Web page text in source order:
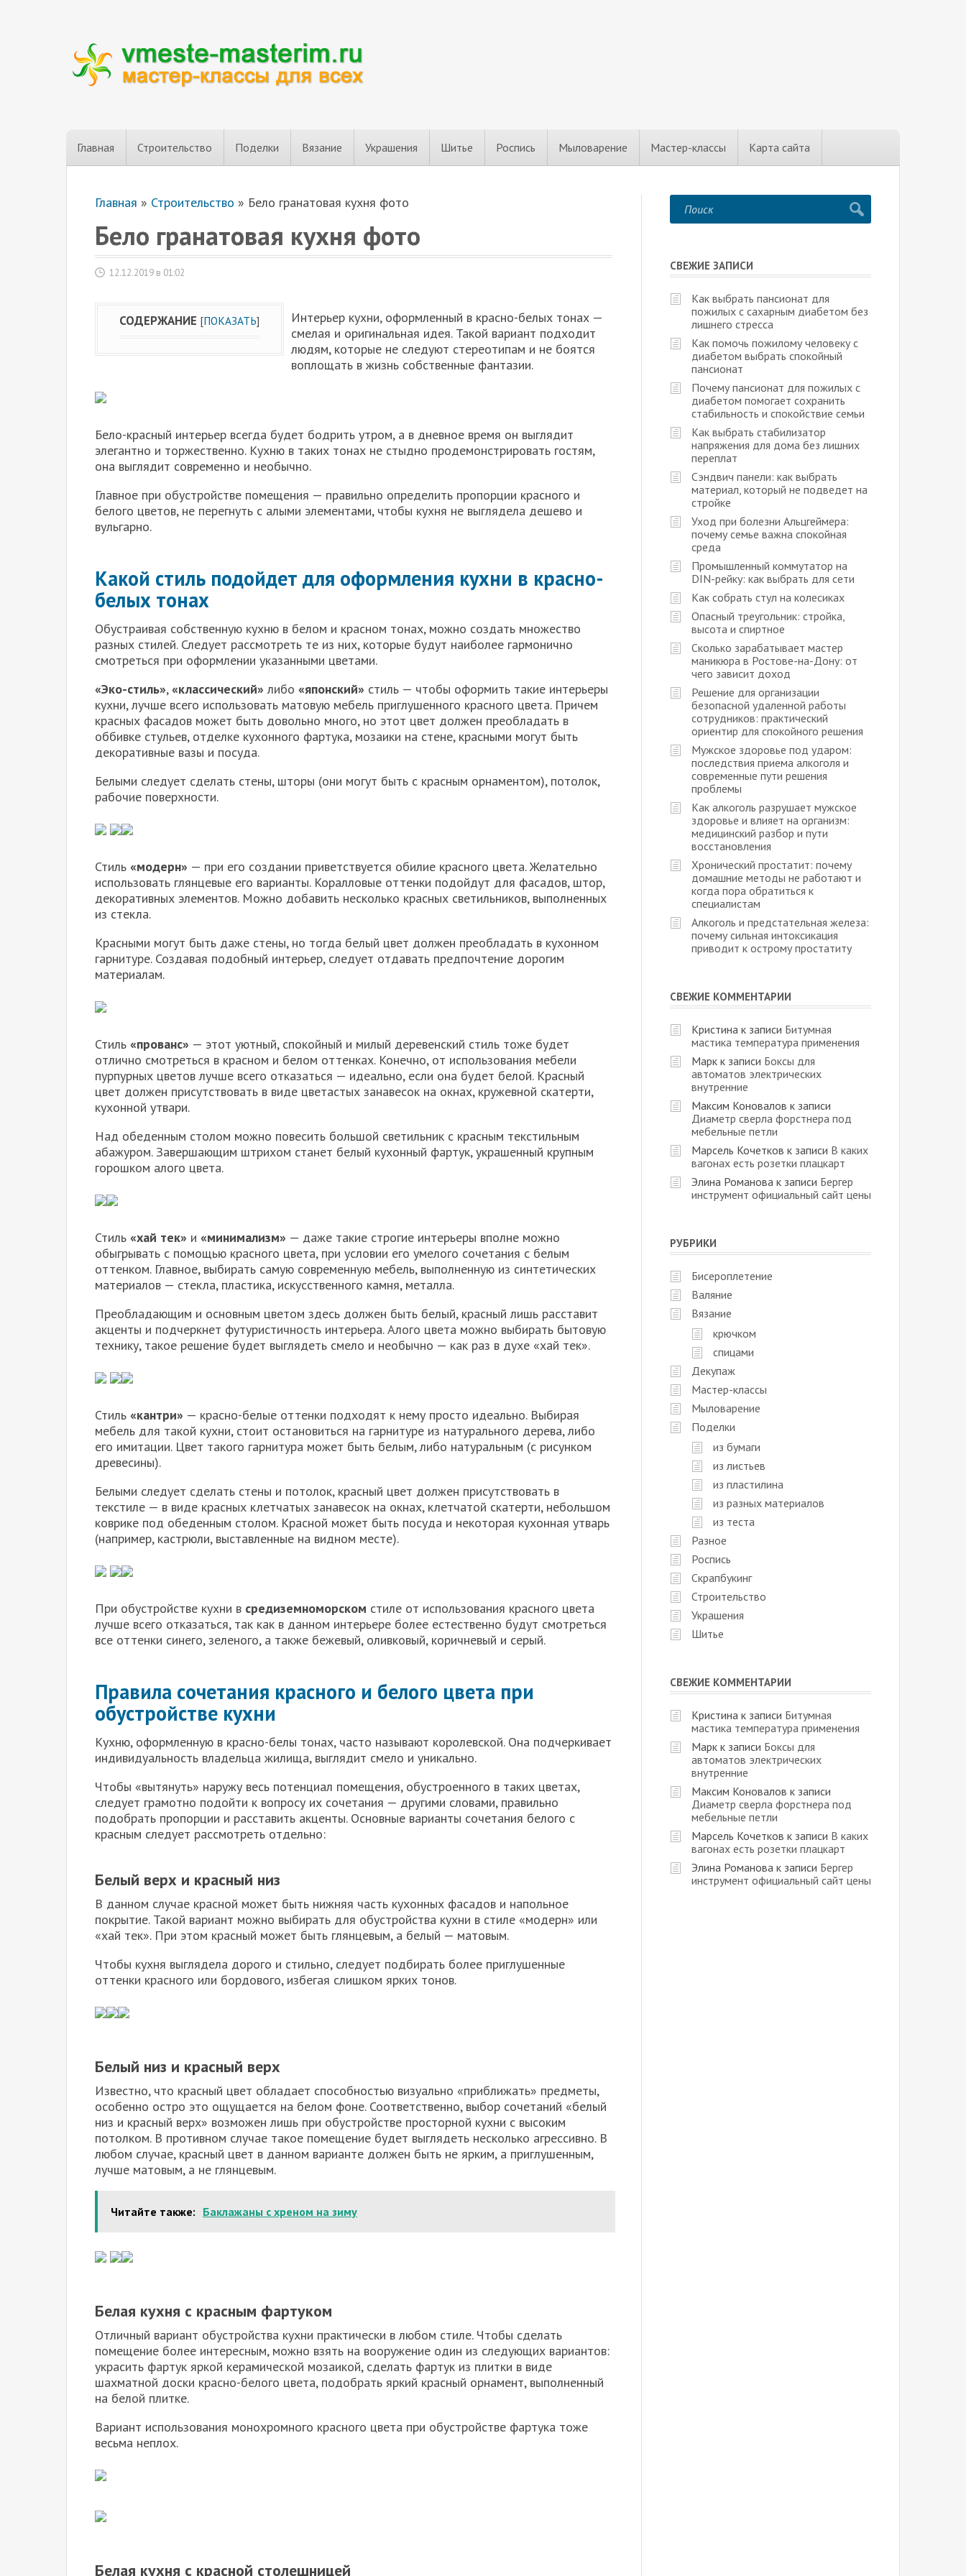
Главная Строительство Поделки Вязание Украшения Шитье Роспись Мыловарение Мастер-классы Карта сайта
Главная » Строительство » Бело гранатовая кухня фото
Бело гранатовая кухня фото
12.12.2019 в 01:02
СОДЕРЖАНИЕ [ПОКАЗАТЬ]
Интерьер кухни, оформленный в красно-белых тонах —
смелая и оригинальная идея. Такой вариант подходит
людям, которые не следуют стереотипам и не боятся
воплощать в жизнь собственные фантазии.
Бело-красный интерьер всегда будет бодрить утром, а в дневное время он выглядит
элегантно и торжественно. Кухню в таких тонах не стыдно продемонстрировать гостям,
она выглядит современно и необычно.
Главное при обустройстве помещения — правильно определить пропорции красного и
белого цветов, не перегнуть с алыми элементами, чтобы кухня не выглядела дешево и
вульгарно.
Какой стиль подойдет для оформления кухни в красно-
белых тонах
Обустраивая собственную кухню в белом и красном тонах, можно создать множество
разных стилей. Следует рассмотреть те из них, которые будут наиболее гармонично
смотреться при оформлении указанными цветами.
«Эко-стиль»,«классический» либо «японский» стиль — чтобы оформить такие интерьеры
кухни, лучше всего использовать матовую мебель приглушенного красного цвета. Причем
красных фасадов может быть довольно много, но этот цвет должен преобладать в
оббивке стульев, отделке кухонного фартука, мозаики на стене, красными могут быть
декоративные вазы и посуда.
Белыми следует сделать стены, шторы (они могут быть с красным орнаментом), потолок,
рабочие поверхности.
Стиль «модерн» — при его создании приветствуется обилие красного цвета. Желательно
использовать глянцевые его варианты. Коралловые оттенки подойдут для фасадов, штор,
декоративных элементов. Можно добавить несколько красных светильников, выполненных
из стекла.
Красными могут быть даже стены, но тогда белый цвет должен преобладать в кухонном
гарнитуре. Создавая подобный интерьер, следует отдавать предпочтение дорогим
материалам.
Стиль «прованс» — этот уютный, спокойный и милый деревенский стиль тоже будет
отлично смотреться в красном и белом оттенках. Конечно, от использования мебели
пурпурных цветов лучше всего отказаться — идеально, если она будет белой. Красный
цвет должен присутствовать в виде цветастых занавесок на окнах, кружевной скатерти,
кухонной утвари.
Над обеденным столом можно повесить большой светильник с красным текстильным
абажуром. Завершающим штрихом станет белый кухонный фартук, украшенный крупным
горошком алого цвета.
Стиль «хай тек» и «минимализм» — даже такие строгие интерьеры вполне можно
обыгрывать с помощью красного цвета, при условии его умелого сочетания с белым
оттенком. Главное, выбирать самую современную мебель, выполненную из синтетических
материалов — стекла, пластика, искусственного камня, металла.
Преобладающим и основным цветом здесь должен быть белый, красный лишь расставит
акценты и подчеркнет футуристичность интерьера. Алого цвета можно выбирать бытовую
технику, такое решение будет выглядеть смело и необычно — как раз в духе «хай тек».
Стиль «кантри» — красно-белые оттенки подходят к нему просто идеально. Выбирая
мебель для такой кухни, стоит остановиться на гарнитуре из натурального дерева, либо
его имитации. Цвет такого гарнитура может быть белым, либо натуральным (с рисунком
древесины).
Белыми следует сделать стены и потолок, красный цвет должен присутствовать в
текстиле — в виде красных клетчатых занавесок на окнах, клетчатой скатерти, небольшом
коврике под обеденным столом. Красной может быть посуда и некоторая кухонная утварь
(например, кастрюли, выставленные на видном месте).
При обустройстве кухни в средиземноморском стиле от использования красного цвета
лучше всего отказаться, так как в данном интерьере более естественно будут смотреться
все оттенки синего, зеленого, а также бежевый, оливковый, коричневый и серый.
Правила сочетания красного и белого цвета при
обустройстве кухни
Кухню, оформленную в красно-белы тонах, часто называют королевской. Она подчеркивает
индивидуальность владельца жилища, выглядит смело и уникально.
Чтобы «вытянуть» наружу весь потенциал помещения, обустроенного в таких цветах,
следует грамотно подойти к вопросу их сочетания — другими словами, правильно
подобрать пропорции и расставить акценты. Основные варианты сочетания белого с
красным следует рассмотреть отдельно:
Белый верх и красный низ
В данном случае красной может быть нижняя часть кухонных фасадов и напольное
покрытие. Такой вариант можно выбирать для обустройства кухни в стиле «модерн» или
«хай тек». При этом красный может быть глянцевым, а белый — матовым.
Чтобы кухня выглядела дорого и стильно, следует подбирать более приглушенные
оттенки красного или бордового, избегая слишком ярких тонов.
Белый низ и красный верх
Известно, что красный цвет обладает способностью визуально «приближать» предметы,
особенно остро это ощущается на белом фоне. Соответственно, выбор сочетаний «белый
низ и красный верх» возможен лишь при обустройстве просторной кухни с высоким
потолком. В противном случае такое помещение будет выглядеть несколько агрессивно. В
любом случае, красный цвет в данном варианте должен быть не ярким, а приглушенным,
лучше матовым, а не глянцевым.
Читайте также: Баклажаны с хреном на зиму
Белая кухня с красным фартуком
Отличный вариант обустройства кухни практически в любом стиле. Чтобы сделать
помещение более интересным, можно взять на вооружение один из следующих вариантов:
украсить фартук яркой керамической мозаикой, сделать фартук из плитки в виде
шахматной доски красно-белого цвета, подобрать яркий красный орнамент, выполненный
на белой плитке.
Вариант использования монохромного красного цвета при обустройстве фартука тоже
весьма неплох.
Белая кухня с красной столешницей
СВЕЖИЕ ЗАПИСИ
Как выбрать пансионат для
пожилых с сахарным диабетом без
лишнего стресса
Как помочь пожилому человеку с
диабетом выбрать спокойный
пансионат
Почему пансионат для пожилых с
диабетом помогает сохранить
стабильность и спокойствие семьи
Как выбрать стабилизатор
напряжения для дома без лишних
переплат
Сэндвич панели: как выбрать
материал, который не подведет на
стройке
Уход при болезни Альцгеймера:
почему семье важна спокойная
среда
Промышленный коммутатор на
DIN-рейку: как выбрать для сети
Как собрать стул на колесиках
Опасный треугольник: стройка,
высота и спиртное
Сколько зарабатывает мастер
маникюра в Ростове-на-Дону: от
чего зависит доход
Решение для организации
безопасной удаленной работы
сотрудников: практический
ориентир для спокойного решения
Мужское здоровье под ударом:
последствия приема алкоголя и
современные пути решения
проблемы
Как алкоголь разрушает мужское
здоровье и влияет на организм:
медицинский разбор и пути
восстановления
Хронический простатит: почему
домашние методы не работают и
когда пора обратиться к
специалистам
Алкоголь и предстательная железа:
почему сильная интоксикация
приводит к острому простатиту
СВЕЖИЕ КОММЕНТАРИИ
Кристина к записи Битумная
мастика температура применения
Марк к записи Боксы для
автоматов электрических
внутренние
Максим Коновалов к записи
Диаметр сверла форстнера под
мебельные петли
Марсель Кочетков к записи В каких
вагонах есть розетки плацкарт
Элина Романова к записи Бергер
инструмент официальный сайт цены
РУБРИКИ
Бисероплетение
Валяние
Вязание
крючком
спицами
Декупаж
Мастер-классы
Мыловарение
Поделки
из бумаги
из листьев
из пластилина
из разных материалов
из теста
Разное
Роспись
Скрапбукинг
Строительство
Украшения
Шитье
СВЕЖИЕ КОММЕНТАРИИ
Кристина к записи Битумная
мастика температура применения
Марк к записи Боксы для
автоматов электрических
внутренние
Максим Коновалов к записи
Диаметр сверла форстнера под
мебельные петли
Марсель Кочетков к записи В каких
вагонах есть розетки плацкарт
Элина Романова к записи Бергер
инструмент официальный сайт цены